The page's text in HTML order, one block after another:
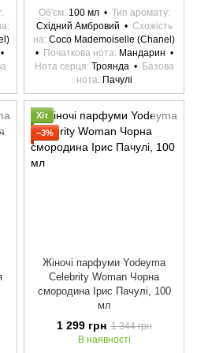
Об'єм 100 мл
Тип аромату
Східний Амбровий
Схожість
на Coco Mademoiselle (Chanel)
Початкова нота
Мандарин
Нота серця Троянда
Базова
нота
Пачулі
Хіт
−3%
Жіночі парфуми Yodeyma
Celebrity Woman Чорна
смородина Ірис Пачулі, 100
мл
1 299 грн 1 344 грн
В наявності